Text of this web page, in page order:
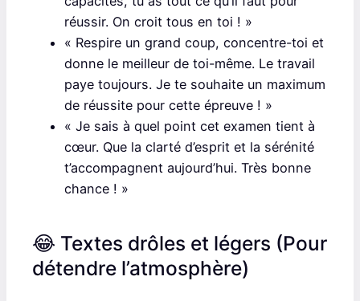
réussir. On croit tous en toi ! »
« Respire un grand coup, concentre-toi et
donne le meilleur de toi-même. Le travail
paye toujours. Je te souhaite un maximum
de réussite pour cette épreuve ! »
« Je sais à quel point cet examen tient à
cœur. Que la clarté d’esprit et la sérénité
t’accompagnent aujourd’hui. Très bonne
chance ! »
😂 Textes drôles et légers (Pour
détendre l’atmosphère)